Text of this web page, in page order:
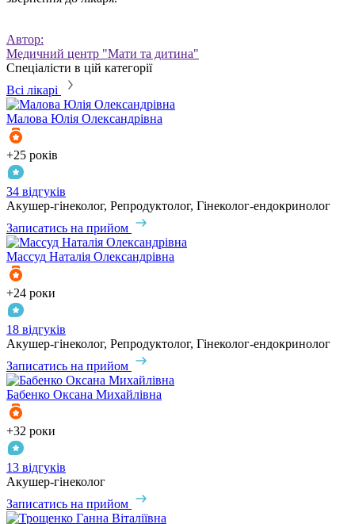
Автор:
Медичний центр "Мати та дитина"
Спеціалісти в цій категорії
Всі лікарі
Малова Юлія Олександрівна
+25 років
34 відгуків
Акушер-гінеколог, Репродуктолог, Гінеколог-ендокринолог
Записатись на прийом
Массуд Наталія Олександрівна
+24 роки
18 відгуків
Акушер-гінеколог, Репродуктолог, Гінеколог-ендокринолог
Записатись на прийом
Бабенко Оксана Михайлівна
+32 роки
13 відгуків
Акушер-гінеколог
Записатись на прийом